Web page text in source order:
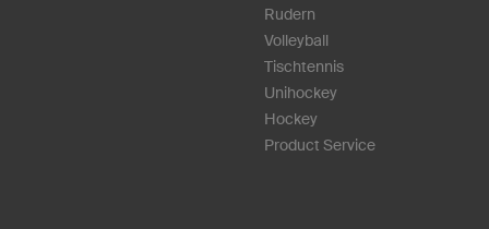
Rudern
Volleyball
Tischtennis
Unihockey
Hockey
Product Service